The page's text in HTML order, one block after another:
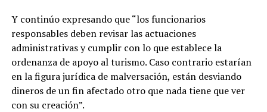
Y continúo expresando que “los funcionarios
responsables deben revisar las actuaciones
administrativas y cumplir con lo que establece la
ordenanza de apoyo al turismo. Caso contrario estarían
en la figura jurídica de malversación, están desviando
dineros de un fin afectado otro que nada tiene que ver
con su creación”.